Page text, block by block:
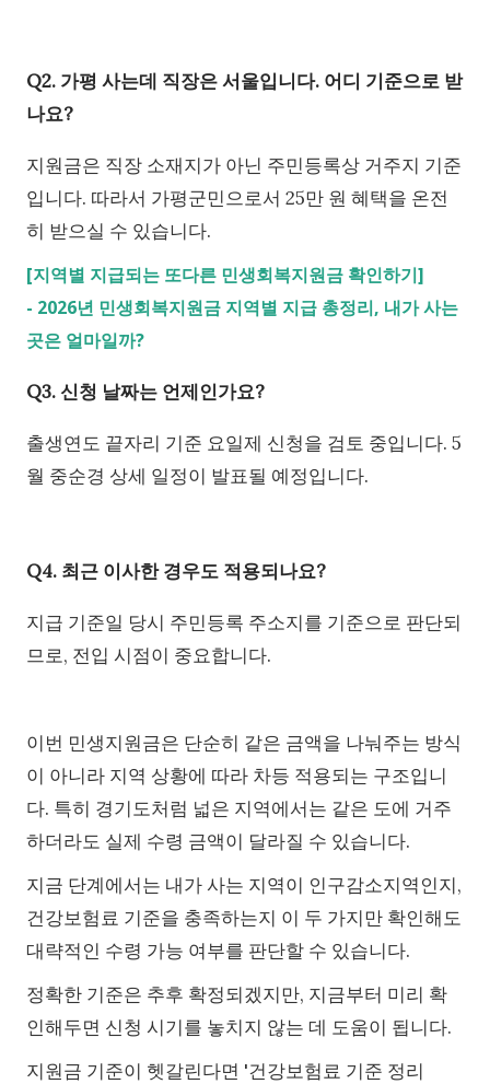
Q2. 가평 사는데 직장은 서울입니다. 어디 기준으로 받
나요?
지원금은 직장 소재지가 아닌 주민등록상 거주지 기준
입니다. 따라서 가평군민으로서 25만 원 혜택을 온전
히 받으실 수 있습니다.
[지역별 지급되는 또다른 민생회복지원금 확인하기]
- 2026년 민생회복지원금 지역별 지급 총정리, 내가 사는
곳은 얼마일까?
Q3. 신청 날짜는 언제인가요?
출생연도 끝자리 기준 요일제 신청을 검토 중입니다. 5
월 중순경 상세 일정이 발표될 예정입니다.
Q4. 최근 이사한 경우도 적용되나요?
지급 기준일 당시 주민등록 주소지를 기준으로 판단되
므로, 전입 시점이 중요합니다.
이번 민생지원금은 단순히 같은 금액을 나눠주는 방식
이 아니라 지역 상황에 따라 차등 적용되는 구조입니
다. 특히 경기도처럼 넓은 지역에서는 같은 도에 거주
하더라도 실제 수령 금액이 달라질 수 있습니다.
지금 단계에서는 내가 사는 지역이 인구감소지역인지,
건강보험료 기준을 충족하는지 이 두 가지만 확인해도
대략적인 수령 가능 여부를 판단할 수 있습니다.
정확한 기준은 추후 확정되겠지만, 지금부터 미리 확
인해두면 신청 시기를 놓치지 않는 데 도움이 됩니다.
지원금 기준이 헷갈린다면 '건강보험료 기준 정리